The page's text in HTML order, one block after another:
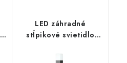
LED záhradné
stĺpikové svietidlo
- čierne